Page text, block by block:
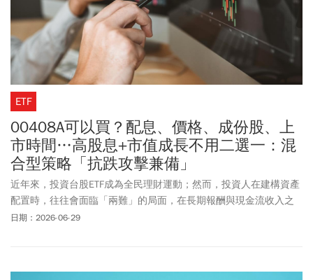
ETF
00408A可以買？配息、價格、成份股、上
市時間…高股息+市值成長不用二選一：混
合型策略「抗跌攻擊兼備」
近年來，投資台股ETF成為全民理財運動；然而，投資人在建構資產
配置時，往往會面臨「兩難」的局面，在長期報酬與現金流收入之
間難以取捨。面對基本面分化、產業輪動快速的市場環境，僅依賴
日期：2026-06-29